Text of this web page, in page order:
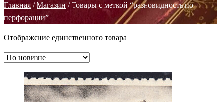
Главная /Магазин / Товары с меткой “разновидность по
перфорации”
Отображение единственного товара